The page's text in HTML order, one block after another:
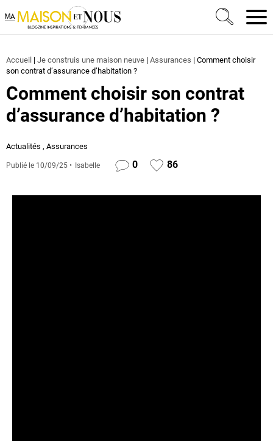
Ma Maison et Nous Construction, rénovation &
Accueil | Je construis une maison neuve | Assurances | Comment choisir
son contrat d’assurance d’habitation ?
Comment choisir son contrat
d’assurance d’habitation ?
Actualités , Assurances
Publié le 10/09/25 Isabelle 0 86